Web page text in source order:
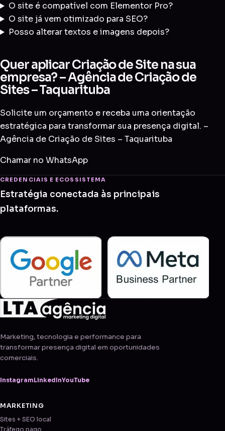
O site é compatível com Elementor Pro?
O site já vem otimizado para SEO?
Posso alterar textos e imagens depois?
Quer aplicar Criação de Site na sua
empresa? – Agência de Criação de
Sites – Taquarituba
Solicite um orçamento e receba uma orientação
estratégica para transformar sua presença digital. –
Agência de Criação de Sites – Taquarituba
Chamar no WhatsApp
CREDENCIAIS E ECOSSISTEMA
Estratégia conectada às principais
plataformas.
Marketing, tecnologia e performance para
transformar presença digital em oportunidades
comerciais.
Instagram LinkedInYouTube
MARKETING
Sites + SEO local